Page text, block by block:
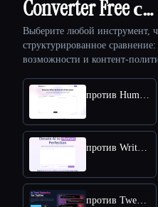
Converter Free с…
Выберите любой инструмент,
структурированное
возможности и контент-
против HumanizeAI.com
против WriteHuman
против Tweet Detective